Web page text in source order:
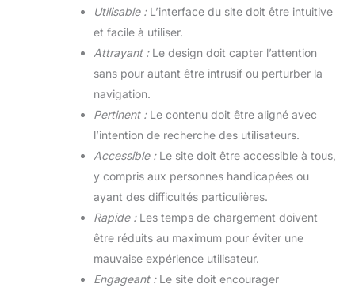
Utilisable :L’interface du site doit être intuitive
et facile à utiliser.
Attrayant :Le design doit capter l’attention
sans pour autant être intrusif ou perturber la
navigation.
Pertinent :Le contenu doit être aligné avec
l’intention de recherche des utilisateurs.
Accessible :Le site doit être accessible à tous,
y compris aux personnes handicapées ou
ayant des difficultés particulières.
Rapide :Les temps de chargement doivent
être réduits au maximum pour éviter une
mauvaise expérience utilisateur.
Engageant :Le site doit encourager